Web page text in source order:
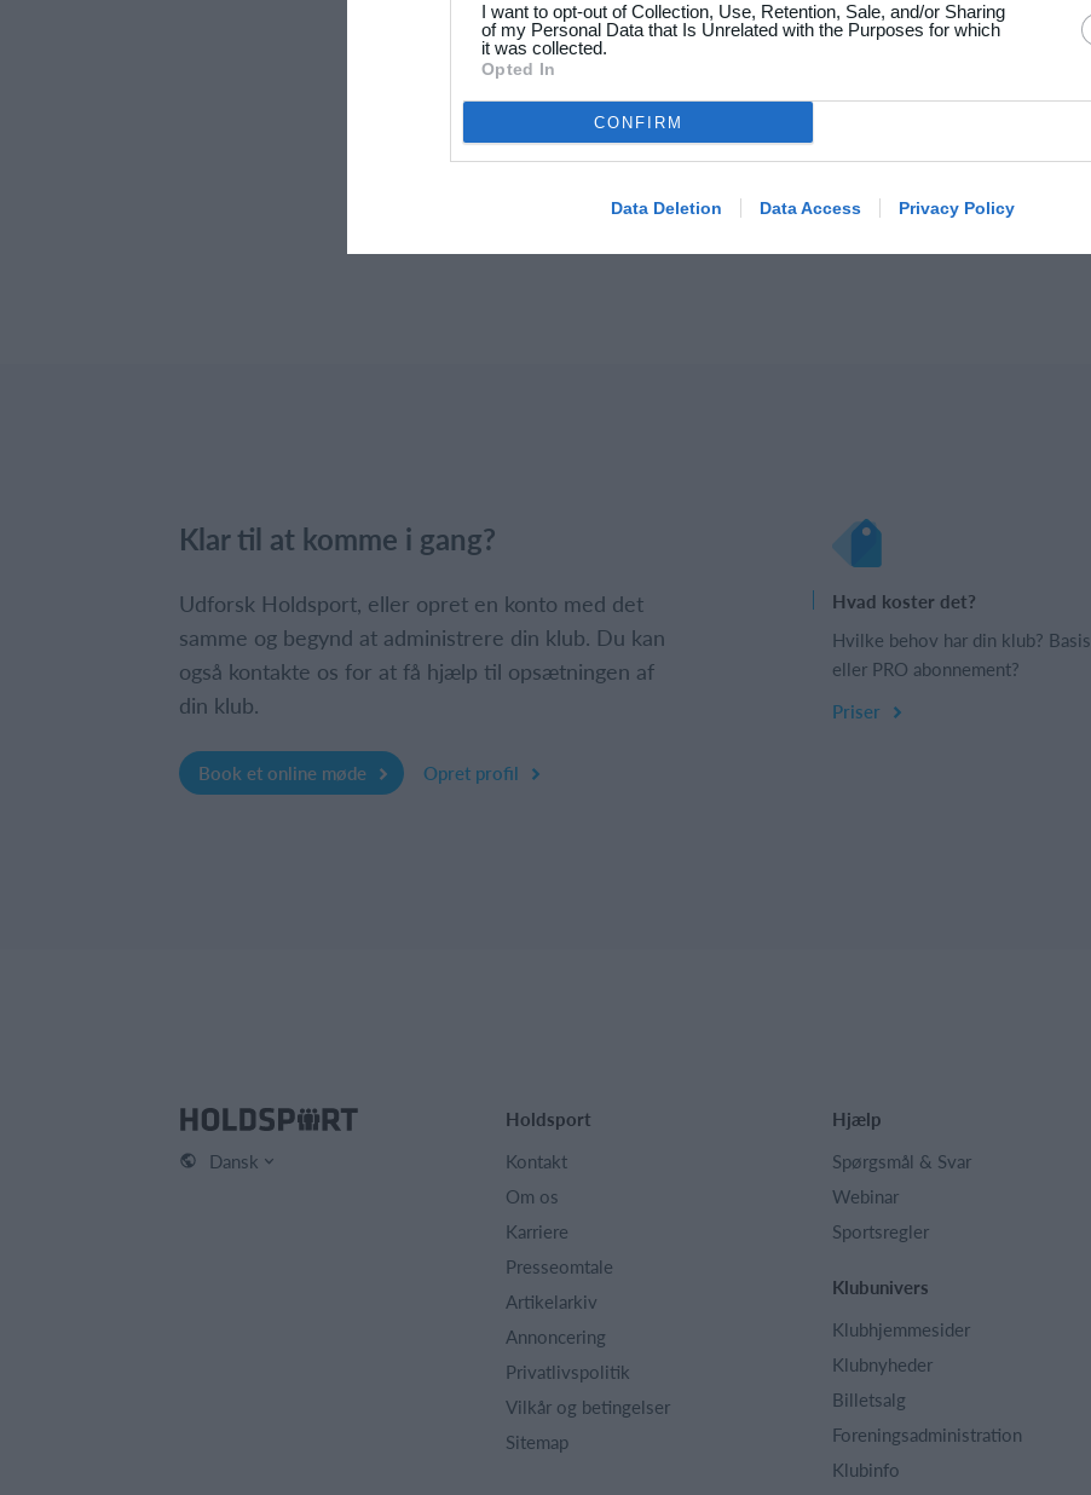
I want to opt-out of Collection, Use, Retention, Sale, and/or Sharing
of my Personal Data that Is Unrelated with the Purposes for which
it was collected.
Opted In
CONFIRM
Data Deletion Data Access Privacy Policy
Klar til at komme i gang?
Udforsk Holdsport, eller opret en konto med det
samme og begynd at administrere din klub. Du kan
også kontakte os for at få hjælp til opsætningen af
din klub.
Book et online møde Opret profil
Hvad koster det?
Hvilke behov har din klub? Basis
eller PRO abonnement?
Priser
Dansk
Holdsport
Kontakt
Om os
Karriere
Presseomtale
Artikelarkiv
Annoncering
Privatlivspolitik
Vilkår og betingelser
Sitemap
Hjælp
Spørgsmål & Svar
Webinar
Sportsregler
Klubunivers
Klubhjemmesider
Klubnyheder
Billetsalg
Foreningsadministration
Klubinfo